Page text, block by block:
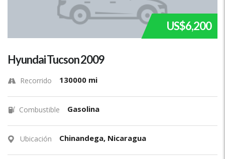
US$6,200
Hyundai Tucson 2009
Recorrido 130000 mi
Combustible Gasolina
Ubicación Chinandega, Nicaragua